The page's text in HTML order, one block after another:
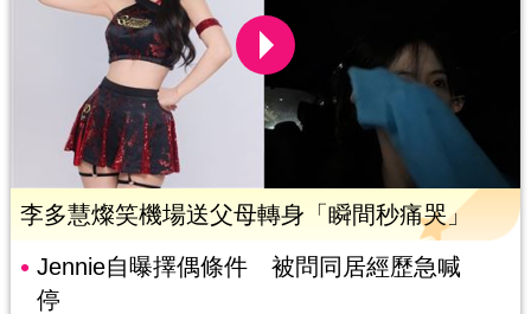
李多慧燦笑機場送父母轉身「瞬間秒痛哭」
Jennie自曝擇偶條件 被問同居經歷急喊
停